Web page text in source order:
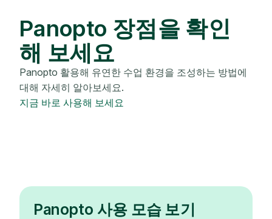
Panopto 장점을 확인
해 보세요
Panopto 활용해 유연한 수업 환경을 조성하는 방법에
대해 자세히 알아보세요.
지금 바로 사용해 보세요
Panopto 사용 모습 보기